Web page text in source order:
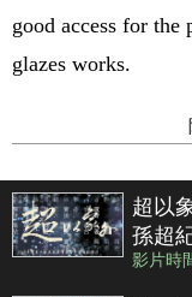
good access for
glazes works.
超以
孫超
影片時